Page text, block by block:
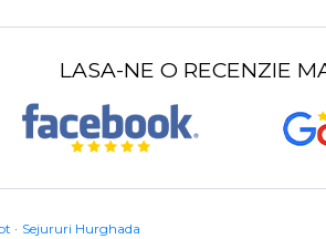
LASA-NE O RECENZIE
Sejururi Hurghada